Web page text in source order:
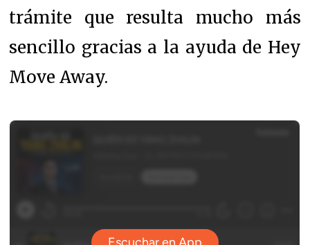
trámite que resulta mucho más
sencillo gracias a la ayuda de Hey
Move Away.